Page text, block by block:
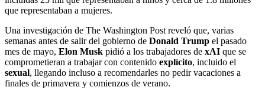
que representaban a mujeres.
Una investigación de The Washington Post reveló que, varias
semanas antes de salir del gobierno de Donald Trump el pasado
mes de mayo, Elon Musk pidió a los trabajadores de xAI que se
comprometieran a trabajar con contenido explícito, incluido el
sexual, llegando incluso a recomendarles no pedir vacaciones a
finales de primavera y comienzos de verano.